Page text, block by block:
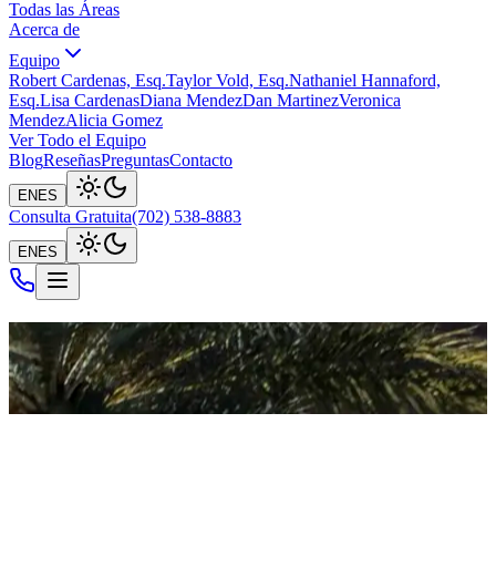
Todas las Áreas
Acerca de
Equipo
Robert Cardenas, Esq.Taylor Vold, Esq.Nathaniel Hannaford,
Esq.Lisa CardenasDiana MendezDan MartinezVeronica
MendezAlicia Gomez
Ver Todo el Equipo
BlogReseñasPreguntasContacto
EN ES
Consulta Gratuita(702) 538-8883
EN ES